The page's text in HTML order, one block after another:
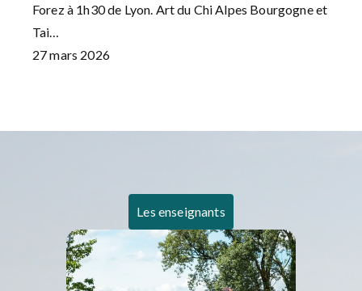
Forez à 1h30 de Lyon. Art du Chi Alpes Bourgogne et
Tai…
27 mars 2026
Les enseignants